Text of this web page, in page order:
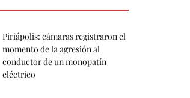
Piriápolis: cámaras registraron el
momento de la agresión al
conductor de un monopatín
eléctrico